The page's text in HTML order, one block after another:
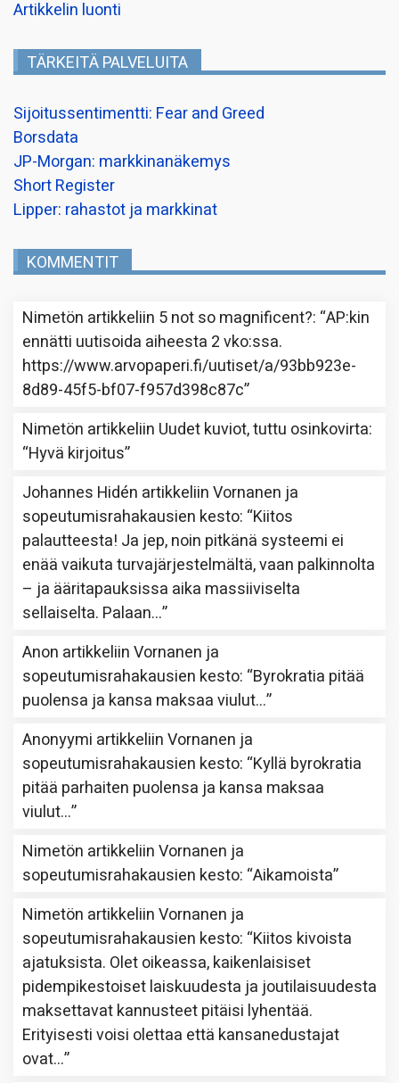
Artikkelin luonti
TÄRKEITÄ PALVELUITA
Sijoitussentimentti: Fear and Greed
Borsdata
JP-Morgan: markkinanäkemys
Short Register
Lipper: rahastot ja markkinat
KOMMENTIT
Nimetön artikkeliin 5 not so magnificent?: “AP:kin
ennätti uutisoida aiheesta 2 vko:ssa.
https://www.arvopaperi.fi/uutiset/a/93bb923e-
8d89-45f5-bf07-f957d398c87c”
Nimetön artikkeliin Uudet kuviot, tuttu osinkovirta:
“Hyvä kirjoitus”
Johannes Hidén artikkeliinVornanen ja
sopeutumisrahakausien kesto: “Kiitos
palautteesta! Ja jep, noin pitkänä systeemi ei
enää vaikuta turvajärjestelmältä, vaan palkinnolta
– ja ääritapauksissa aika massiiviselta
sellaiselta. Palaan…”
Anon artikkeliinVornanen ja
sopeutumisrahakausien kesto: “Byrokratia pitää
puolensa ja kansa maksaa viulut…”
Anonyymi artikkeliinVornanen ja
sopeutumisrahakausien kesto: “Kyllä byrokratia
pitää parhaiten puolensa ja kansa maksaa
viulut…”
Nimetön artikkeliinVornanen ja
sopeutumisrahakausien kesto: “Aikamoista”
Nimetön artikkeliinVornanen ja
sopeutumisrahakausien kesto: “Kiitos kivoista
ajatuksista. Olet oikeassa, kaikenlaisiset
pidempikestoiset laiskuudesta ja joutilaisuudesta
maksettavat kannusteet pitäisi lyhentää.
Erityisesti voisi olettaa että kansanedustajat
ovat…”